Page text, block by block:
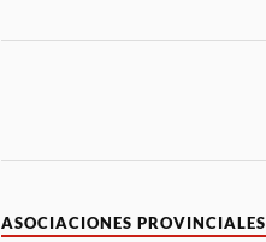
ASOCIACIONES PROVINCIALES